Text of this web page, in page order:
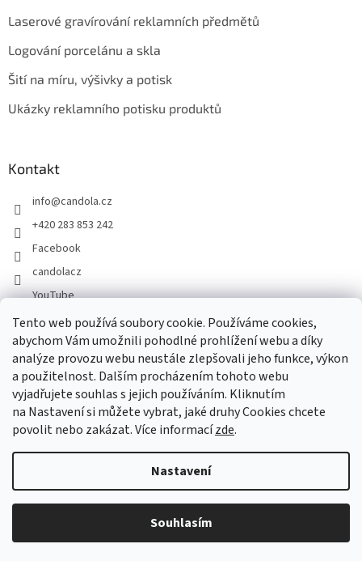
Tento web používá soubory cookie. Používáme cookies,
abychom Vám umožnili pohodlné prohlížení webu a díky
analýze provozu webu neustále zlepšovali jeho funkce, výkon
a použitelnost. Dalším procházením tohoto webu
vyjadřujete souhlas s jejich používáním. Kliknutím
na Nastavení si můžete vybrat, jaké druhy Cookies chcete
povolit nebo zakázat. Více informacízde.
Nastavení
Souhlasím
Laserové gravírování reklamních předmětů
Logování porcelánu a skla
Šití na míru, výšivky a potisk
Ukázky reklamního potisku produktů
Kontakt
info@candola.cz
+420 283 853 242
Facebook
candolacz
YouTube
Přijímáme online platby
Copyright 2026GASTRO HOLDING CANDOLA, s. r. o.. Všechna
práva vyhrazena.Upravit nastavení cookies